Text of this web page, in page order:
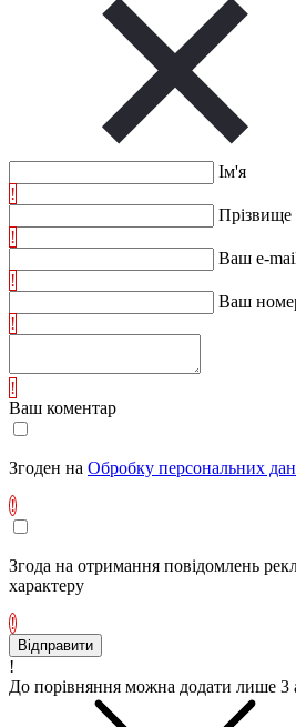
Ім'я
!
Прізвище
!
Ваш e-
!
Ваш
!
!
Ваш коментар
Згоден на Обробку персональних
!
Згода на отримання повідомлень
характеру
!
Відправити
!
До порівняння можна додати лише 3